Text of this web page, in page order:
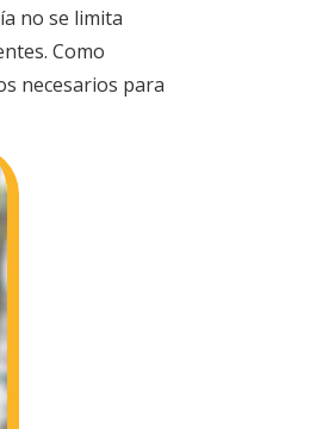
no se limita
Como
necesarios para